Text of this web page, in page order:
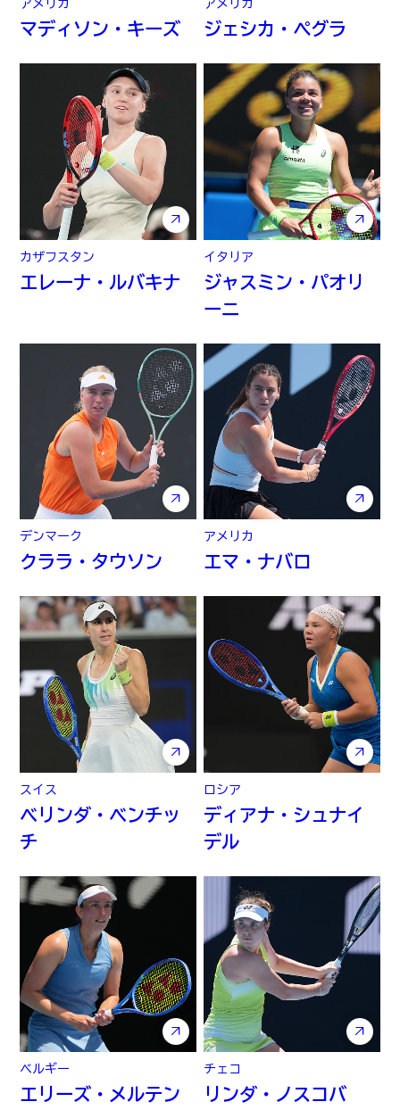
アメリカ
マディソン・キーズ
アメリカ
ジェシカ・ペグラ
カザフスタン
エレーナ・ルバキナ
イタリア
ジャスミン・パオリ
ーニ
デンマーク
クララ・タウソン
アメリカ
エマ・ナバロ
スイス
ベリンダ・ベンチッ
チ
ロシア
ディアナ・シュナイ
デル
ベルギー
エリーズ・メルテン
チェコ
リンダ・ノスコバ